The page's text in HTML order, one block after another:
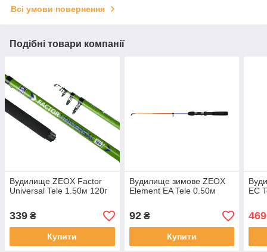
Всі умови повернення
Подібні товари компанії
Вудилище ZEOX Factor
Universal Tele 1.50м 120г
339 ₴
Купити
Вудилище зимове ZEOX
Element EA Tele 0.50м
92₴
Купити
EС
469